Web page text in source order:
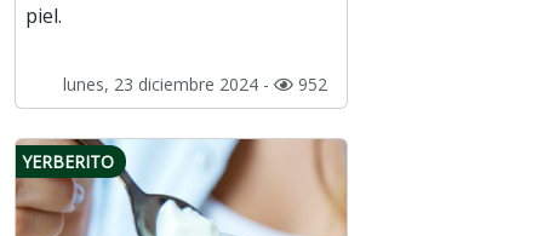
piel.
lunes, 23 diciembre 2024 - 952
YERBERITO